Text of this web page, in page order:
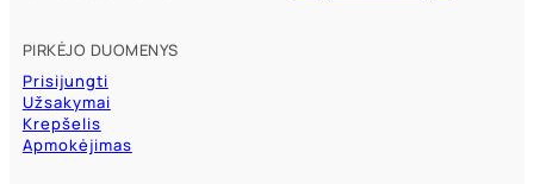
PIRKĖJO DUOMENYS
Prisijungti
Užsakymai
Krepšelis
Apmokėjimas